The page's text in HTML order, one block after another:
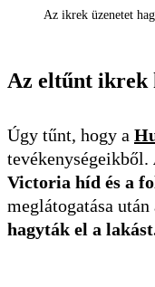
Az ikrek üzenetet
Az eltűnt ikrek
Úgy tűnt, hogy a
tevékenységeikből.
Victoria híd és a
meglátogatása
hagyták el a